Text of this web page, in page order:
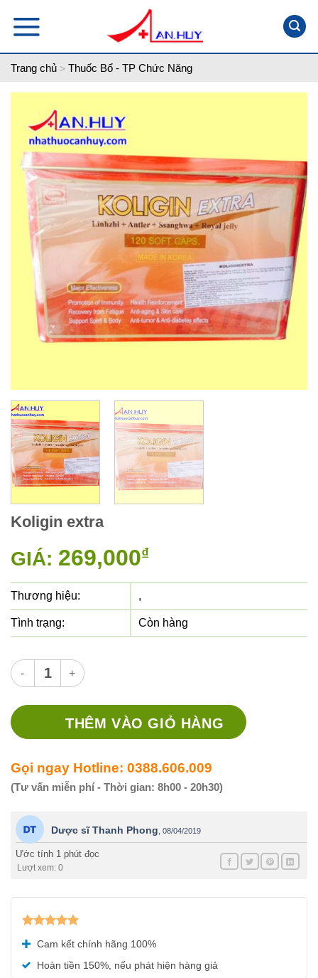
Trang chủ > Thuốc Bổ - TP Chức Năng
Koligin extra
GIÁ: 269,000₫
Thương hiệu: ,
Tình trạng: Còn hàng
Koligin extra số lượng
THÊM VÀO GIỎ HÀNG
Gọi ngay Hotline: 0388.606.009
(Tư vấn miễn phí - Thời gian: 8h00 - 20h30)
Dược sĩ Thanh Phong 08/04/2019
Ước tính 1 phút đọc
Lượt xem: 0
hạng5.00
5 sao
Cam kết chính hãng 100%
Hoàn tiền 150%, nếu phát hiện hàng giả